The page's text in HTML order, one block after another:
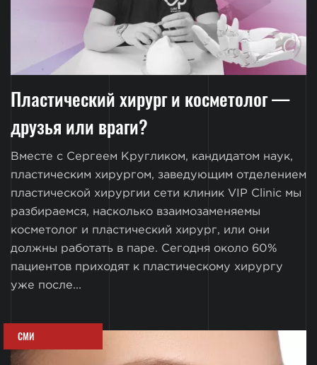
Пластический хирург и косметолог —
друзья или враги?
Вместе с Сергеем Кругликом, кандидатом наук,
пластическим хирургом, заведующим отделением
пластической хирургии сети клиник VIP Clinic мы
разбираемся, насколько взаимозаменяемы
косметолог и пластический хирург, или они
должны работать в паре. Сегодня около 60%
пациентов приходят к пластическому хирургу
уже после...
СМИ